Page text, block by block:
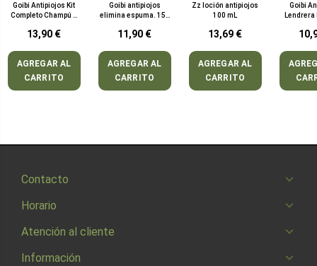
Goibi Antipiojos Kit
Completo Champú +
13,90 €
AGREGAR AL
CARRITO
Goibi antipiojos
elimina espuma. 150
11,90 €
AGREGAR AL
CARRITO
Zz loción antipiojos
100 mL
13,69 €
AGREGAR AL
CARRITO
Goibi
Lendrera
Contacto
Horario
Atención al cliente
Información